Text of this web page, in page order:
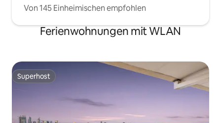
Von 145 Einheimischen empfohlen
Ferienwohnungen mit WLAN
Superhost
Superhost